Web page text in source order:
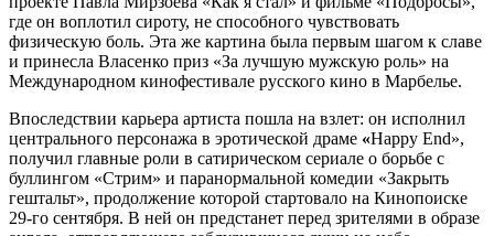
где он воплотил сироту, не способного чувствовать
физическую боль. Эта же картина была первым шагом к славе
и принесла Власенко приз «За лучшую мужскую роль» на
Международном кинофестивале русского кино в Марбелье.
Впоследствии карьера артиста пошла на взлет: он исполнил
центрального персонажа в эротической драме «Happy End»,
получил главные роли в сатирическом сериале о борьбе с
буллингом «Стрим» и паранормальной комедии «Закрыть
гештальт», продолжение которой стартовало на Кинопоиске
29-го сентября. В ней он предстанет перед зрителями в образе